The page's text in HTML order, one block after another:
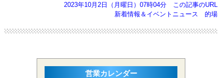
2023年10月2日（月曜日）07時04分
この記事のURL
新着情報＆イベントニュース
的場
営業カレンダー